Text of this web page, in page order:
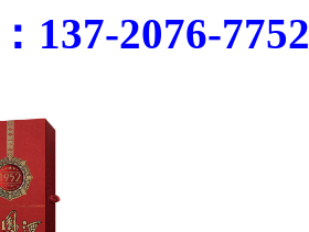
137-2076-7752